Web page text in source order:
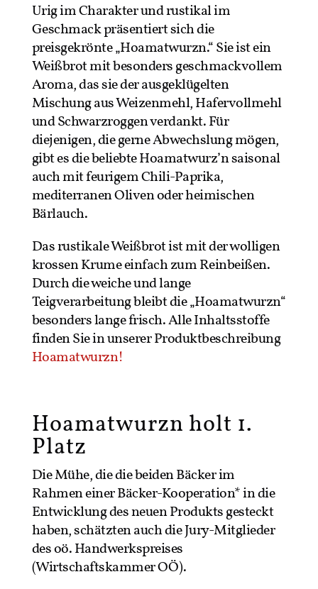
Urig im Charakter und rustikal im
Geschmack präsentiert sich die
preisgekrönte „Hoamatwurzn.“ Sie ist ein
Weißbrot mit besonders geschmackvollem
Aroma, das sie der ausgeklügelten
Mischung aus Weizenmehl, Hafervollmehl
und Schwarzroggen verdankt. Für
diejenigen, die gerne Abwechslung mögen,
gibt es die beliebte Hoamatwurz’n saisonal
auch mit feurigem Chili-Paprika,
mediterranen Oliven oder heimischen
Bärlauch.
Das rustikale Weißbrot ist mit der wolligen
krossen Krume einfach zum Reinbeißen.
Durch die weiche und lange
Teigverarbeitung bleibt die „Hoamatwurzn“
besonders lange frisch. Alle Inhaltsstoffe
finden Sie in unserer Produktbeschreibung
Hoamatwurzn!
Hoamatwurzn holt 1.
Platz
Die Mühe, die die beiden Bäcker im
Rahmen einer Bäcker-Kooperation* in die
Entwicklung des neuen Produkts gesteckt
haben, schätzten auch die Jury-Mitglieder
des oö. Handwerkspreises
(Wirtschaftskammer OÖ).